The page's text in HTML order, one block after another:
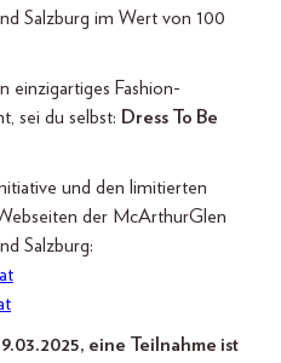
Salzburg im Wert von 100
einzigartiges Fashion-
sei du selbst: Dress To Be
und den limitierten
der McArthurGlen
Salzburg:
eine Teilnahme ist